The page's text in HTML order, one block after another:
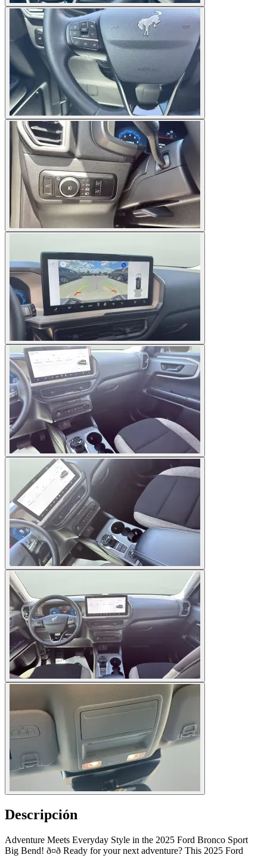
Descripción
Adventure Meets Everyday Style in the 2025 Ford Bronco Sport
Big Bend! ð¤ð Ready for your next adventure? This 2025 Ford